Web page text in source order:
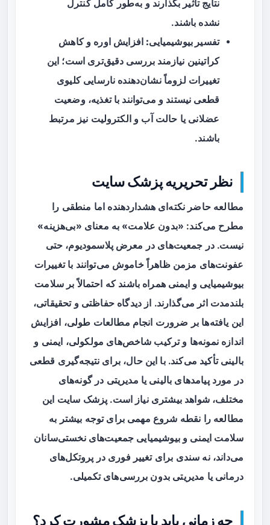
نتایج تأثیر بگذارند و به‌طور کامل کنترل
نشده باشند.
تفسیر بیوشیمیایی: افزایش اوره و کاهش
کراتینین نیازمند بررسی دقیق‌تری است؛ این
تغییرات لزوماً نشان‌دهنده نارسایی کلیوی
قطعی نیستند و می‌توانند با تغذیه، وضعیت
عضلانی یا حالت آب و الکترولیت نیز مرتبط
باشند.
نظر تحریریه پزشک سایت
مطالعه حاضر نکته‌ای هشداردهنده اما منطقی را
مطرح می‌کند: «بدون علامت» به معنای «بی‌هزینه»
نیست. در جمعیت‌های در معرض پلاسمودیوم، حتی
عفونت‌های مزمن ظاهراً خاموش می‌توانند با تغییرات
بیوشیمیایی و ایمنی همراه باشند که احتمالاً بر سلامت
بلندمدت اثر می‌گذارند. از دیدگاه حفاظتی و تحقیقاتی،
این یافته‌ها بر ضرورت انجام مطالعات طولی، افزایش
اندازه نمونه‌ها و ترکیب شاخص‌های مولکولی، ایمنی و
بالینی تأکید می‌کند. با این حال، برای نتیجه‌گیری قطعی
در مورد پیامدهای بالینی یا مدیریتی در گونه‌های
مختلف، شواهد بیشتری نیاز است. پزشک سایت این
مطالعه را نقطه شروع مهمی برای توجه بیشتر به
سلامت ایمنی و بیوشیمیایی جمعیت‌های نخستی‌سانان
می‌داند، نه سندی برای تغییر فوری در پروتکل‌های
درمانی یا مدیریتی بدون بررسی‌های تکمیلی.
چه زمانی باید با پزشک مشورت کرد؟